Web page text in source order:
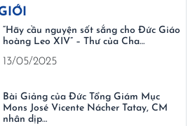
“Hãy cầu nguyện sốt sắng cho Đức Giáo
hoàng Leo XIV” – Thư của Cha…
13/05/2025
Bài Giảng của Đức Tổng Giám Mục
Mons José Vicente Nácher Tatay, CM
nhân dịp…